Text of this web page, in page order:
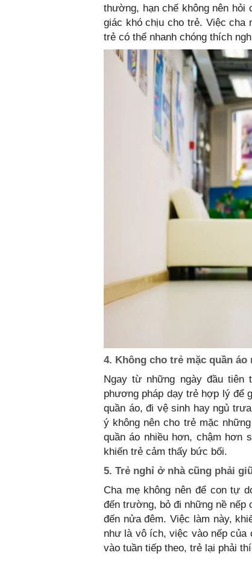
thường, hạn chế không nên hỏi
giác khó chịu cho trẻ. Việc cha
trẻ có thể nhanh chóng thích
4. Không cho trẻ mặc quần
Ngay từ những ngày đầu
phương pháp dạy trẻ hợp lý để
quần áo, đi vệ sinh hay ngủ
ý không nên cho trẻ mặc
quần áo nhiều hơn, chậm hơn
khiến trẻ cảm thấy bức bối.
5. Trẻ nghỉ ở nhà cũng phải
Cha mẹ không nên để con tự
đến trường, bỏ đi những nề nếp
đến nửa đêm. Việc làm này,
như là vô ích, việc vào nếp của
vào tuần tiếp theo, trẻ lại phải